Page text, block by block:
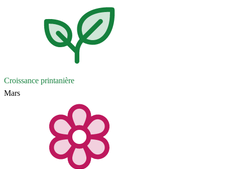
Croissance printanière
Mars